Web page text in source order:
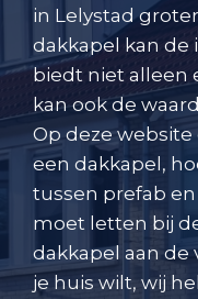
in Lelystad
dakkapel kan de
biedt niet alleen
kan ook de
Op deze
een dakkapel,
tussen prefab
moet letten bij
dakkapel aan de
je huis wilt, wij